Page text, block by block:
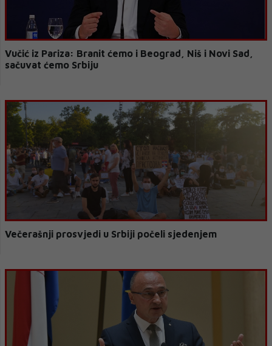
Vučić iz Pariza: Branit ćemo i Beograd, Niš i Novi Sad,
sačuvat ćemo Srbiju
Večerašnji prosvjedi u Srbiji počeli sjedenjem